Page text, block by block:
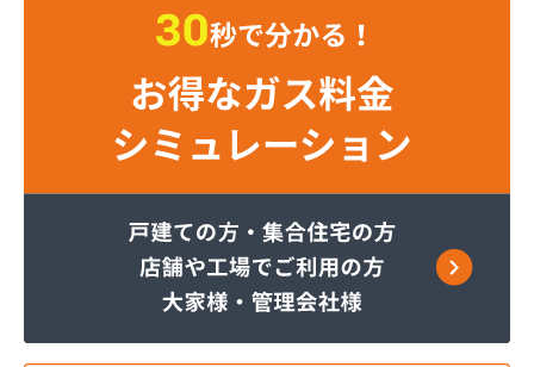
ガステックサービス株式会社 尾張支店 春日井営
ガステックサービス株式会社 豊川営業所
カネテン商店
サーラプラザ蒲郡
サンダイ燃料店
ジェイエイ・トービス株式会社 名古屋営業所